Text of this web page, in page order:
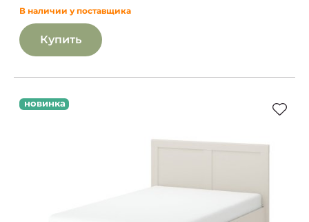
В наличии у поставщика
Купить
новинка